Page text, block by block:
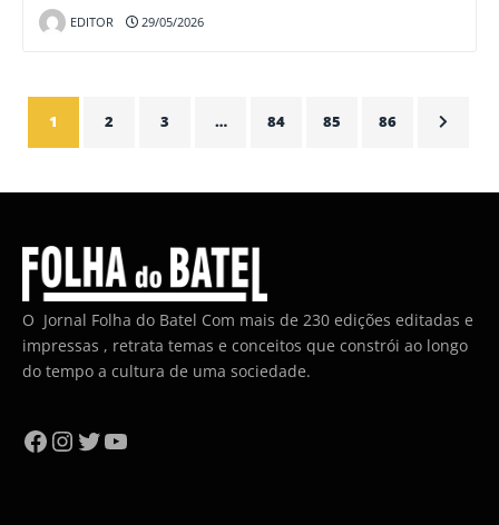
EDITOR 29/05/2026
1 2 3 … 84 85 86
O Jornal Folha do Batel Com mais de 230 edições editadas e
impressas , retrata temas e conceitos que constrói ao longo
do tempo a cultura de uma sociedade.
Facebook
Instagram
Twitter
YouTube